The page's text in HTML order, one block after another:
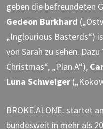
geben die befreundeten
Gedeon Burkhard
„Inglourious Basterds“)
von Sarah zu sehen. Dazu
Christmas“, „Plan A“),
Luna Schweiger
BROKE.ALONE. startet
bundesweit in mehr als